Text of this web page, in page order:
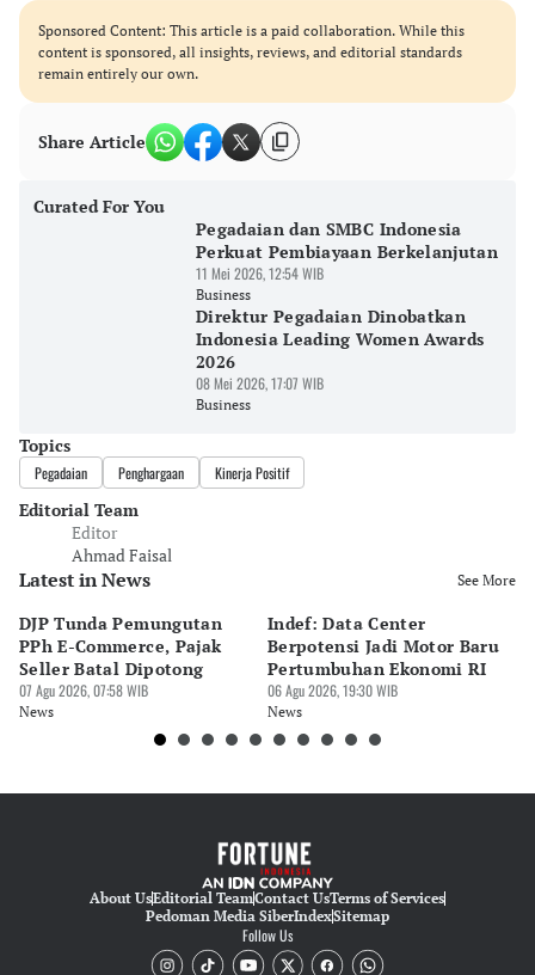
Sponsored Content: This article is a paid collaboration. While this
content is sponsored, all insights, reviews, and editorial standards
remain entirely our own.
Share Article
Curated For You
Pegadaian dan SMBC Indonesia
Perkuat Pembiayaan Berkelanjutan
11 Mei 2026, 12:54 WIB
Business
Direktur Pegadaian Dinobatkan
Indonesia Leading Women Awards
2026
08 Mei 2026, 17:07 WIB
Business
Topics
Pegadaian Penghargaan Kinerja Positif
Editorial Team
Editor
Ahmad Faisal
Latest in News See More
DJP Tunda Pemungutan
PPh E-Commerce, Pajak
Seller Batal Dipotong
07 Agu 2026, 07:58 WIB
News
Indef: Data Center
Berpotensi Jadi Motor Baru
Pertumbuhan Ekonomi RI
06 Agu 2026, 19:30 WIB
News
About UsEditorial TeamContact UsTerms of Services
Pedoman Media SiberIndexSitemap
Follow Us